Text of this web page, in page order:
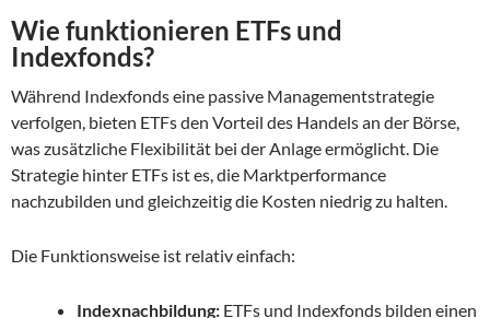
Wie funktionieren ETFs und
Indexfonds?
Während Indexfonds eine passive Managementstrategie
verfolgen, bieten ETFs den Vorteil des Handels an der Börse,
was zusätzliche Flexibilität bei der Anlage ermöglicht. Die
Strategie hinter ETFs ist es, die Marktperformance
nachzubilden und gleichzeitig die Kosten niedrig zu halten.
Die Funktionsweise ist relativ einfach:
Indexnachbildung: ETFs und Indexfonds bilden einen